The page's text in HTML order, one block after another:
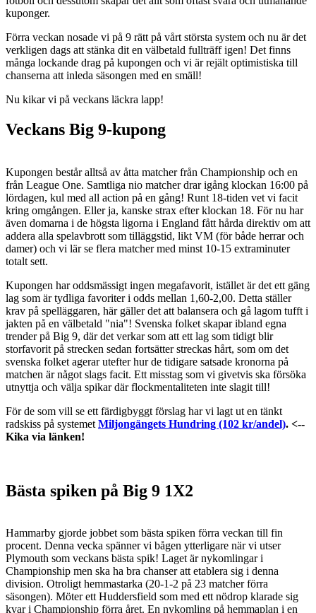
kuponger.
Förra veckan nosade vi på 9 rätt på vårt största system och nu är det
verkligen dags att stänka dit en välbetald fullträff igen! Det finns
många lockande drag på kupongen och vi är rejält optimistiska till
chanserna att inleda säsongen med en smäll!
Nu kikar vi på veckans läckra lapp!
Veckans Big 9-kupong
Kupongen består alltså av åtta matcher från Championship och en
från League One. Samtliga nio matcher drar igång klockan 16:00 på
lördagen, kul med all action på en gång! Runt 18-tiden vet vi facit
kring omgången. Eller ja, kanske strax efter klockan 18. För nu har
även domarna i de högsta ligorna i England fått hårda direktiv om att
addera alla spelavbrott som tilläggstid, likt VM (för både herrar och
damer) och vi lär se flera matcher med minst 10-15 extraminuter
totalt sett.
Kupongen har oddsmässigt ingen megafavorit, istället är det ett gäng
lag som är tydliga favoriter i odds mellan 1,60-2,00. Detta ställer
krav på spelläggaren, här gäller det att balansera och gå lagom tufft i
jakten på en välbetald "nia"! Svenska folket skapar ibland egna
trender på Big 9, där det verkar som att ett lag som tidigt blir
storfavorit på strecken sedan fortsätter streckas hårt, som om det
svenska folket agerar utefter hur de tidigare satsade kronorna på
matchen är något slags facit. Ett misstag som vi givetvis ska försöka
utnyttja och välja spikar där flockmentaliteten inte slagit till!
För de som vill se ett färdigbyggt förslag har vi lagt ut en tänkt
radskiss på systemet Miljongängets Hundring (102 kr/andel). <--
Kika via länken!
Bästa spiken på Big 9 1X2
Hammarby gjorde jobbet som bästa spiken förra veckan till fin
procent. Denna vecka spänner vi bågen ytterligare när vi utser
Plymouth som veckans bästa spik! Laget är nykomlingar i
Championship men ska ha bra chanser att etablera sig i denna
division. Otroligt hemmastarka (20-1-2 på 23 matcher förra
säsongen). Möter ett Huddersfield som med ett nödrop klarade sig
kvar i Championship förra året. En nykomling på hemmaplan i en